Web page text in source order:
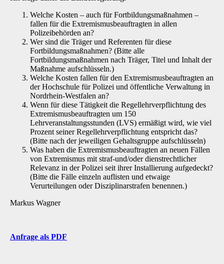
Welche Kosten – auch für Fortbildungsmaßnahmen –
fallen für die Extremismusbeauftragten in allen
Polizeibehörden an?
Wer sind die Träger und Referenten für diese
Fortbildungsmaßnahmen? (Bitte alle
Fortbildungsmaßnahmen nach Träger, Titel und Inhalt der
Maßnahme aufschlüsseln.)
Welche Kosten fallen für den Extremismusbeauftragten an
der Hochschule für Polizei und öffentliche Verwaltung in
Nordrhein-Westfalen an?
Wenn für diese Tätigkeit die Regellehrverpflichtung des
Extremismusbeauftragten um 150
Lehrveranstaltungsstunden (LVS) ermäßigt wird, wie viel
Prozent seiner Regellehrverpflichtung entspricht das?
(Bitte nach der jeweiligen Gehaltsgruppe aufschlüsseln)
Was haben die Extremismusbeauftragten an neuen Fällen
von Extremismus mit straf-und/oder dienstrechtlicher
Relevanz in der Polizei seit ihrer Installierung aufgedeckt?
(Bitte die Fälle einzeln auflisten und etwaige
Verurteilungen oder Disziplinarstrafen benennen.)
Markus Wagner
Anfrage als PDF